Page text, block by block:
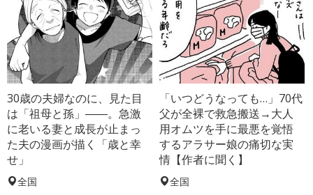
30歳の夫婦なのに、見た目
は「祖母と孫」――。急激
に老いる妻と成長が止まっ
た夫の漫画が描く「歳と幸
せ」
全国
「いつどうなっても…」70代
父が全裸で救急搬送→大人
用オムツを手に最悪を覚悟
するアラサー娘の痛切な実
情【作者に聞く】
全国